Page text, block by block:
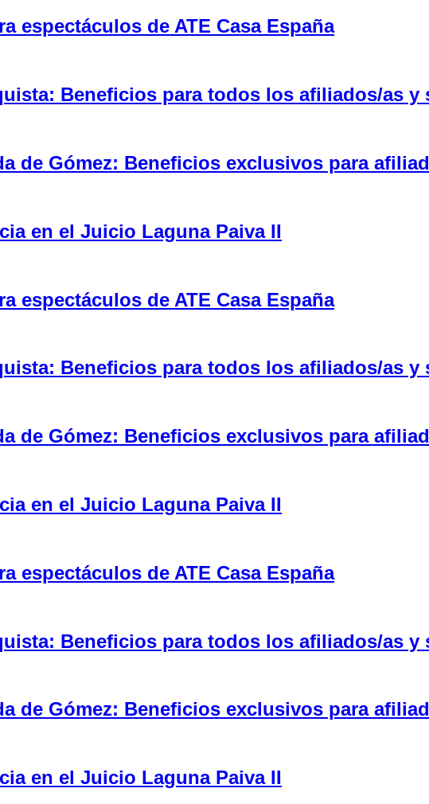
espectáculos de ATE Casa España
Beneficios para todos los afiliados/as
de Gómez: Beneficios exclusivos para
en el Juicio Laguna Paiva II
espectáculos de ATE Casa España
Beneficios para todos los afiliados/as
de Gómez: Beneficios exclusivos para
en el Juicio Laguna Paiva II
espectáculos de ATE Casa España
Beneficios para todos los afiliados/as
de Gómez: Beneficios exclusivos para
en el Juicio Laguna Paiva II